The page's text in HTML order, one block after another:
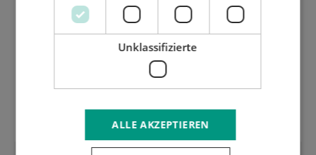
Unklassifizierte
ALLE AKZEPTIEREN